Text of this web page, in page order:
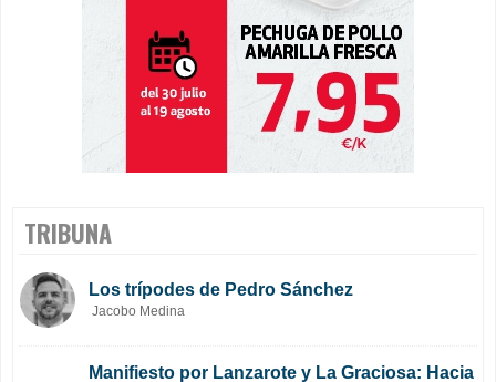
TRIBUNA
Los trípodes de Pedro Sánchez
Jacobo Medina
Manifiesto por Lanzarote y La Graciosa: Hacia